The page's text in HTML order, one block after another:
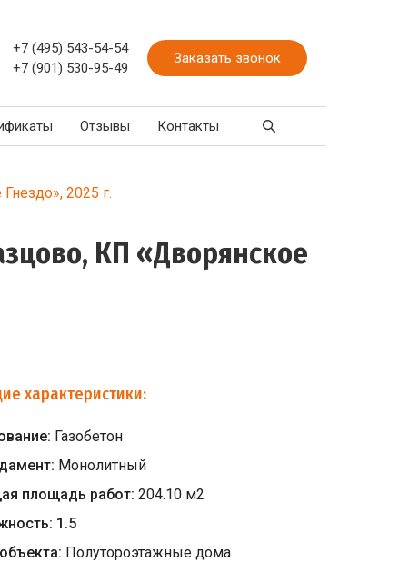
+7 (495) 543-54-54
+7 (901) 530-95-49
Заказать звонок
Отзывы Контакты
2025 г.
КП «Дворянское
характеристики:
Газобетон
Монолитный
площадь работ: 204.10 м2
1.5
Полутороэтажные дома